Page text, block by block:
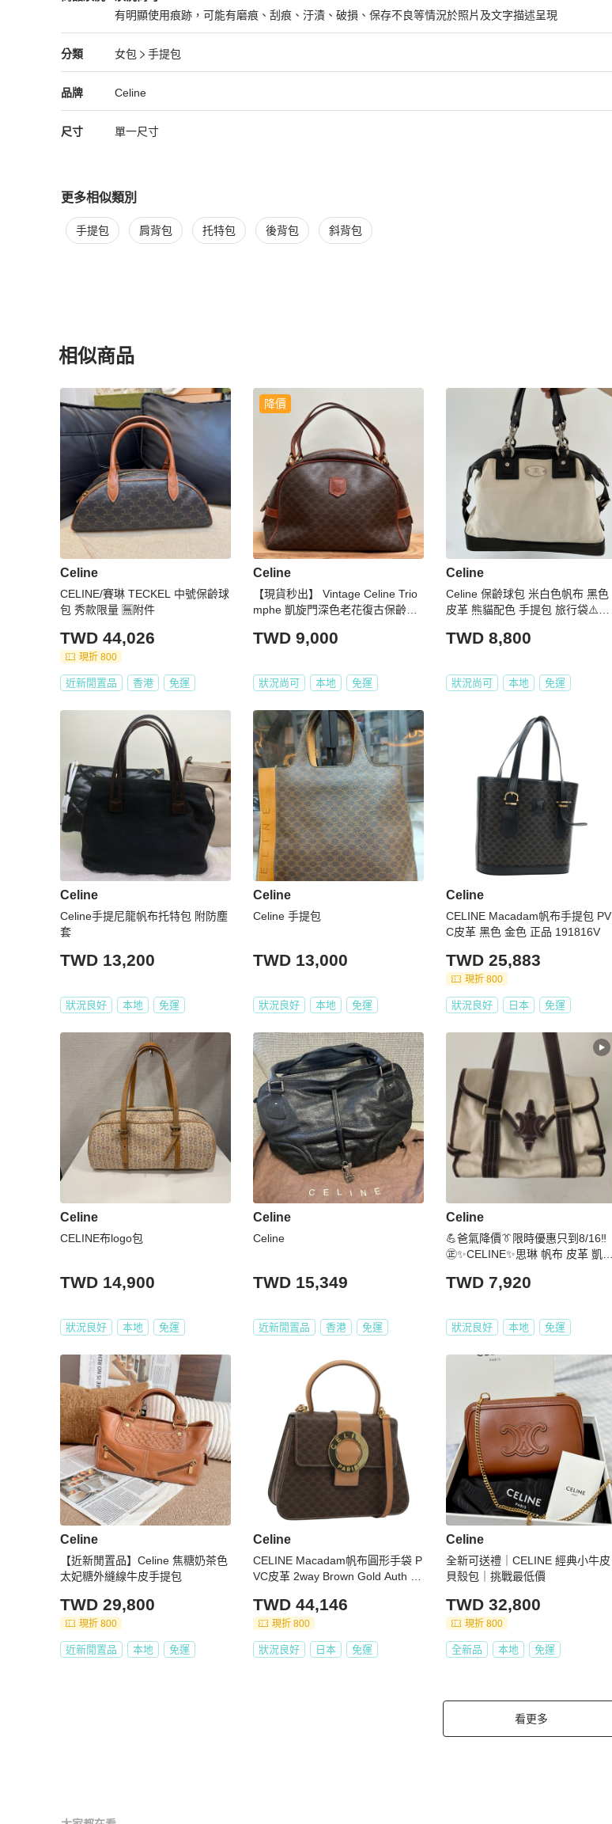
如有任何疑問，請隨時聯繫我們！謝謝您的理解與支持！
有明顯使用痕跡，可能有磨痕、刮痕、汙漬、破損、保存不良等情況於照片及文字描述呈現
狀況尚可
分類
Celine 分類資訊
女包
手提包
女包/手提包推薦
品牌
Celine 女包品牌介紹
Celine
Celine 推薦清單
尺寸 單一尺寸
更多相似類別
更多Celine 女包相似商品推薦
手提包 肩背包 托特包 後背包 斜背包
相似商品
更多相似Celine女包推薦精品
Celine
CELINE/賽琳 TECKEL 中號保齡球
包 秀款限量 🈚附件
TWD 44,026
現折 800
近新閒置品 香港 免運
降價
Celine
【現貨秒出】 Vintage Celine Trio
mphe 凱旋門深色老花復古保齡球
TWD 9,000
狀況尚可 本地 免運
Celine
Celine 保齡球包 米白色帆布 黑色
皮革 熊貓配色 手提包 旅行袋⚠️二
TWD 8,800
狀況尚可 本地 免運
Celine
Celine手提尼龍帆布托特包 附防塵
套
TWD 13,200
狀況良好 本地 免運
Celine
Celine 手提包
TWD 13,000
狀況良好 本地 免運
Celine
CELINE Macadam帆布手提包 PV
C皮革 黑色 金色 正品 191816V
TWD 25,883
現折 800
狀況良好 日本 免運
Celine
CELINE布logo包
TWD 14,900
狀況良好 本地 免運
Celine
Celine
TWD 15,349
近新閒置品 香港 免運
Celine
💪爸氣降價👔限時優惠只到8/16‼️
㊣✨CELINE✨思琳 帆布 皮革 凱旋
包/二手包/保證正品🌳二手樹屋🌳
TWD 7,920
狀況良好 本地 免運
Celine
【近新閒置品】Celine 焦糖奶茶色
太妃糖外縫線牛皮手提包
TWD 29,800
現折 800
近新閒置品 本地 免運
Celine
CELINE Macadam帆布圓形手袋 P
VC皮革 2way Brown Gold Auth B
TWD 44,146
現折 800
狀況良好 日本 免運
Celine
全新可送禮｜CELINE 經典小牛皮
貝殼包｜挑戰最低價
TWD 32,800
現折 800
全新品 本地 免運
看更多